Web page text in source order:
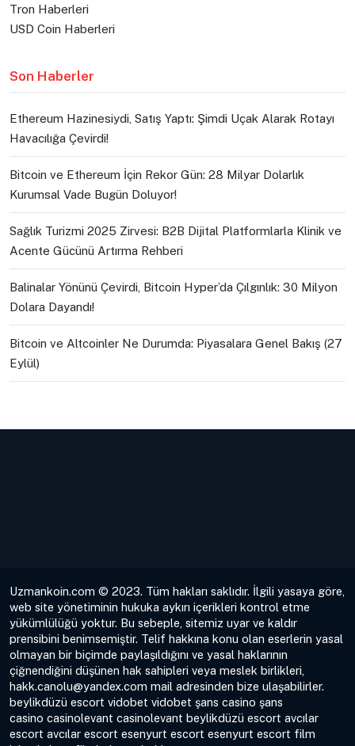
Tron Haberleri
USD Coin Haberleri
Son Haberler
Ethereum Hazinesiydi, Satış Yaptı: Şimdi Uçak Alarak Rotayı
Havacılığa Çevirdi!
Bitcoin ve Ethereum İçin Rekor Gün: 28 Milyar Dolarlık
Kurumsal Vade Bugün Doluyor!
Sağlık Turizmi 2025 Zirvesi: B2B Dijital Platformlarla Klinik ve
Acente Gücünü Artırma Rehberi
Balinalar Yönünü Çevirdi, Bitcoin Hyper’da Çılgınlık: 30 Milyon
Dolara Dayandı!
Bitcoin ve Altcoinler Ne Durumda: Piyasalara Genel Bakış (27
Eylül)
Uzmankoin.com © 2023. Tüm hakları saklıdır. İlgili yasaya göre,
web site yönetiminin hukuka aykırı içerikleri kontrol etme
yükümlülüğü yoktur. Bu sebeple, sitemiz uyar ve kaldır
prensibini benimsemiştir. Telif hakkına konu olan eserlerin yasal
olmayan bir biçimde paylaşıldığını ve yasal haklarının
çiğnendiğini düşünen hak sahipleri veya meslek birlikleri,
hakk.canolu@yandex.com mail adresinden bize ulaşabilirler.
beylikdüzü escort vidobet vidobet şans casino şans
casino casinolevant casinolevant beylikdüzü escort avcılar
escort avcılar escort esenyurt escort esenyurt escort film